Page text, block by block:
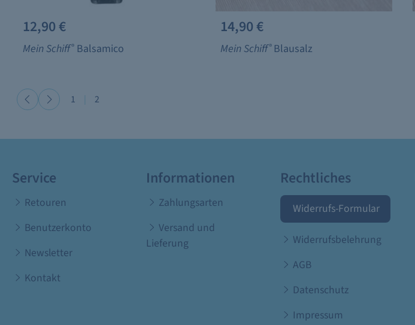
12,90 €
Mein Schiff® Balsamico
14,90 €
Mein Schiff®Blausalz
1 2
Service
Retouren
Benutzerkonto
Newsletter
Kontakt
Informationen
Zahlungsarten
Versand und
Lieferung
Rechtliches
Widerrufs-Formular
Widerrufsbelehrung
AGB
Datenschutz
Impressum